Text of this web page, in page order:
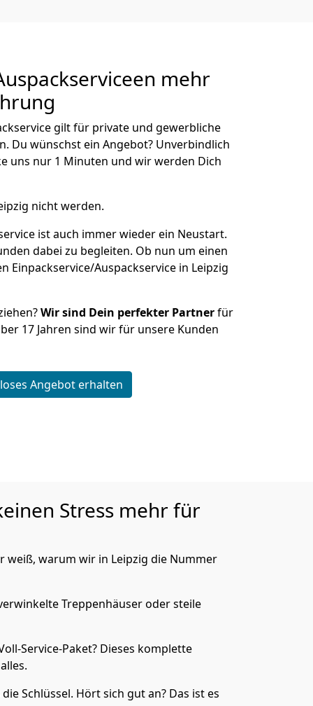
mehr
gilt für private und gewerbliche
Du wünschst ein Angebot? Unverbindlich
uns nur 1 Minuten und wir werden Dich
nicht werden.
ist auch immer wieder ein Neustart.
dabei zu begleiten. Ob nun um einen
Einpackservice/Auspackservice in Leipzig
Wir sind Dein perfekter Partnerfür
17 Jahren sind wir für unsere Kunden
Angebot erhalten
Stress mehr für
weiß, warum wir in Leipzig die Nummer
Treppenhäuser oder steile
Service-Paket? Dieses komplette
Schlüssel. Hört sich gut an? Das ist es